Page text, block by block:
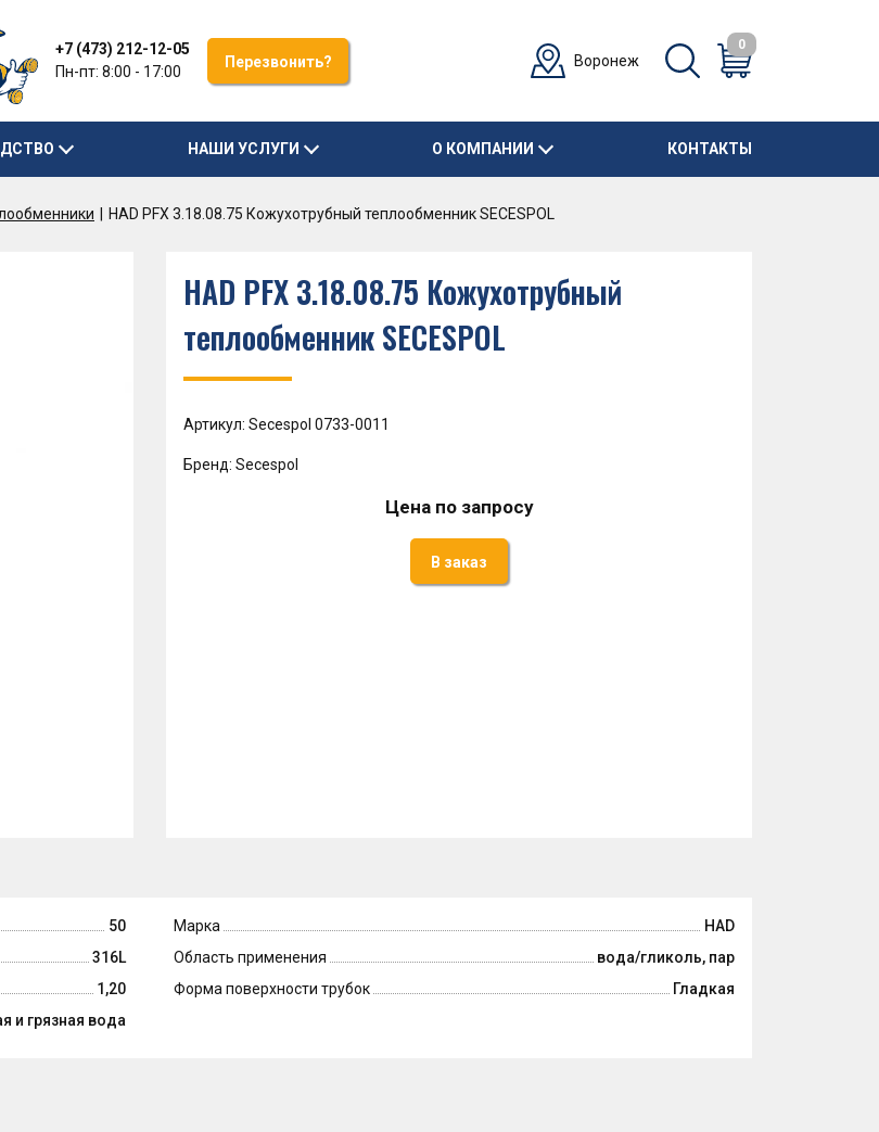
+7 (473) 212-12-05
Пн-пт: 8:00 - 17:00
Перезвонить? Воронеж
0
НАШИ УСЛУГИ О КОМПАНИИ КОНТАКТЫ
HAD PFX 3.18.08.75 Кожухотрубный теплообменник SECESPOL
HAD PFX 3.18.08.75 Кожухотрубный
теплообменник SECESPOL
Артикул: Secespol 0733-0011
Бренд: Secespol
Цена по запросу
В заказ
50 Марка
HAD
316L Область применения
вода/гликоль, пар
1,20 Форма поверхности трубок
Гладкая
и грязная вода